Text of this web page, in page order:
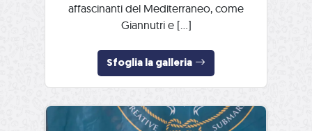
affascinanti del Mediterraneo, come
Giannutri e […]
Sfoglia la galleria